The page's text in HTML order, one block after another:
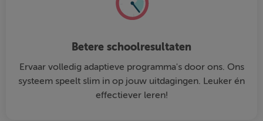
Betere schoolresultaten
Ervaar volledig adaptieve programma's door ons. Ons
systeem speelt slim in op jouw uitdagingen. Leuker én
effectiever leren!